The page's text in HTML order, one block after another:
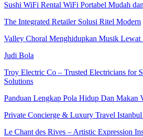
Sushi WiFi Rental WiFi Portabel Mudah
The Integrated Retailer Solusi Ritel Modern
Valley Choral Menghidupkan Musik Lewat
Judi Bola
Troy Electric Co – Trusted Electricians for
Solutions
Panduan Lengkap Pola Hidup Dan Makan
Private Concierge & Luxury Travel
Le Chant des Rives – Artistic Expression